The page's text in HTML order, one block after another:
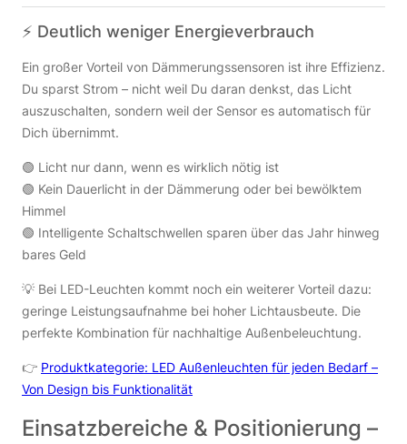
⚡️ Deutlich weniger Energieverbrauch
Ein großer Vorteil von Dämmerungssensoren ist ihre Effizienz.
Du sparst Strom – nicht weil Du daran denkst, das Licht
auszuschalten, sondern weil der Sensor es automatisch für
Dich übernimmt.
🟢 Licht nur dann, wenn es wirklich nötig ist
🟢 Kein Dauerlicht in der Dämmerung oder bei bewölktem
Himmel
🟢 Intelligente Schaltschwellen sparen über das Jahr hinweg
bares Geld
💡 Bei LED-Leuchten kommt noch ein weiterer Vorteil dazu:
geringe Leistungsaufnahme bei hoher Lichtausbeute. Die
perfekte Kombination für nachhaltige Außenbeleuchtung.
👉 Produktkategorie: LED Außenleuchten für jeden Bedarf –
Von Design bis Funktionalität
Einsatzbereiche & Positionierung –